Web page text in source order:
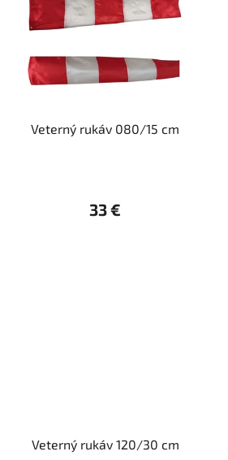
Veterný rukáv 080/15 cm
33 €
Veterný rukáv 120/30 cm